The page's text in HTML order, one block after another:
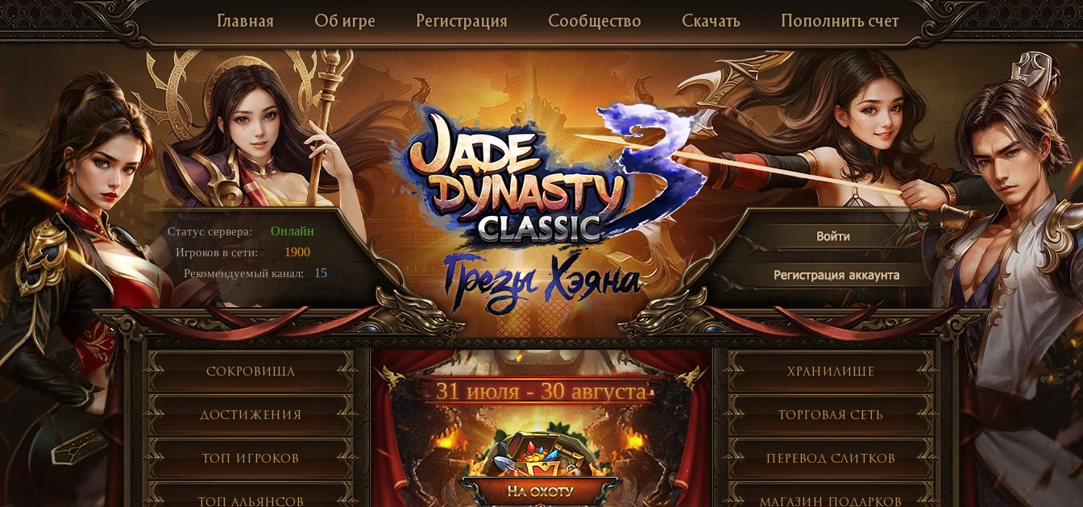
Главная Об игре Регистрация Сообщество Скачать Пополнить счет
Статус сервера: Онлайн
Игроков в сети: 1900
Рекомендуемый канал: 15
Сокровища
Достижения
Топ игроков
Топ альянсов
31 июля - 30 августа
Хранилище
Торговая сеть
Перевод слитков
Магазин подарков